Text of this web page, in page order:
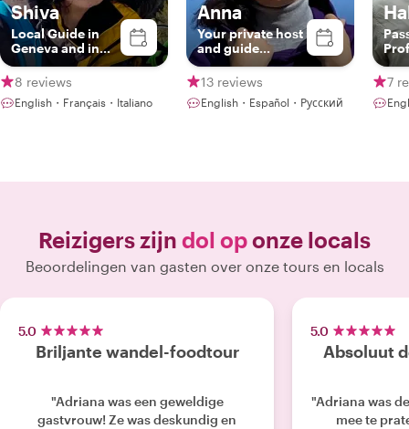
Shiva
Local Guide in
Geneva and in
Switzerland
8 reviews
English・Français・Italiano
Anna
Your private host
and guide
through Geneva,
Lausanne,
Montreaux
13 reviews
English・Español・Русский
7
Reizigers zijn dol oponze locals
Beoordelingen van gasten over onze tours en locals
5.0
Briljante wandel-foodtour
"Adriana was een geweldige
gastvrouw! Ze was deskundig en
5.0
Absoluut
"Adriana was
mee te